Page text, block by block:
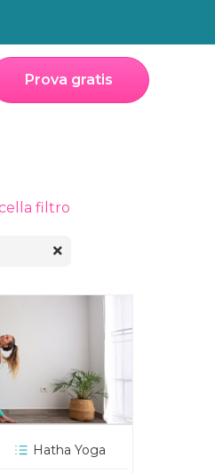
Prova gratis
filtro
Hatha Yoga